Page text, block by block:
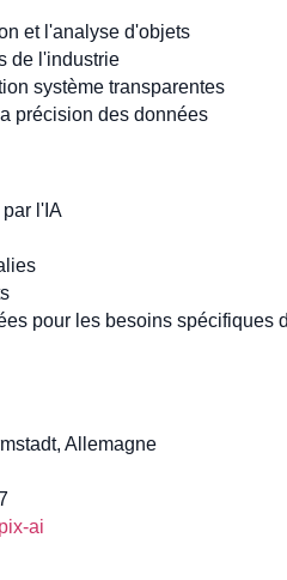
et l'analyse d'objets
de l'industrie
système transparentes
précision des données
l'IA
pour les besoins spécifiques
Allemagne
ai